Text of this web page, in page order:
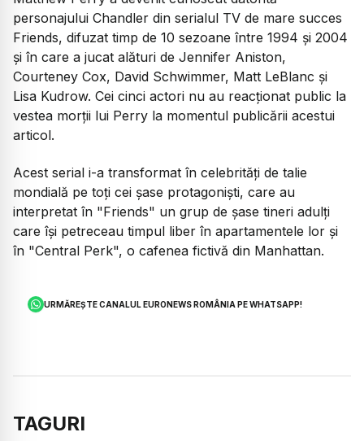
personajului Chandler din serialul TV de mare succes
Friends, difuzat timp de 10 sezoane între 1994 şi 2004
şi în care a jucat alături de Jennifer Aniston,
Courteney Cox, David Schwimmer, Matt LeBlanc şi
Lisa Kudrow. Cei cinci actori nu au reacționat public la
vestea morții lui Perry la momentul publicării acestui
articol.
Acest serial i-a transformat în celebrităţi de talie
mondială pe toţi cei şase protagonişti, care au
interpretat în "Friends" un grup de şase tineri adulţi
care îşi petreceau timpul liber în apartamentele lor şi
în "Central Perk", o cafenea fictivă din Manhattan.
URMĂREȘTE CANALUL EURONEWS ROMÂNIA PE WHATSAPP!
TAGURI